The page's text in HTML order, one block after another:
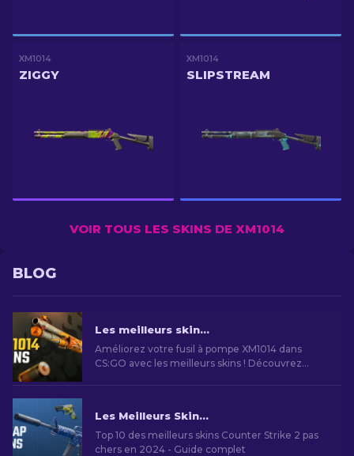
XM1014
ZIGGY
XM1014
SLIPSTREAM
VOIR TOUS LES SKINS DE XM1014
BLOG
Les meilleurs skins XM1014 dans CS2 [2026]
Améliorez votre fusil à pompe XM1014 dans
CS:GO avec les meilleurs skins ! Découvrez
Les Meilleurs Skins Bon Marché dans CS2 [2026]
Top 10 des meilleurs skins Counter Strike 2 pas
chers en 2024 - Guide complet